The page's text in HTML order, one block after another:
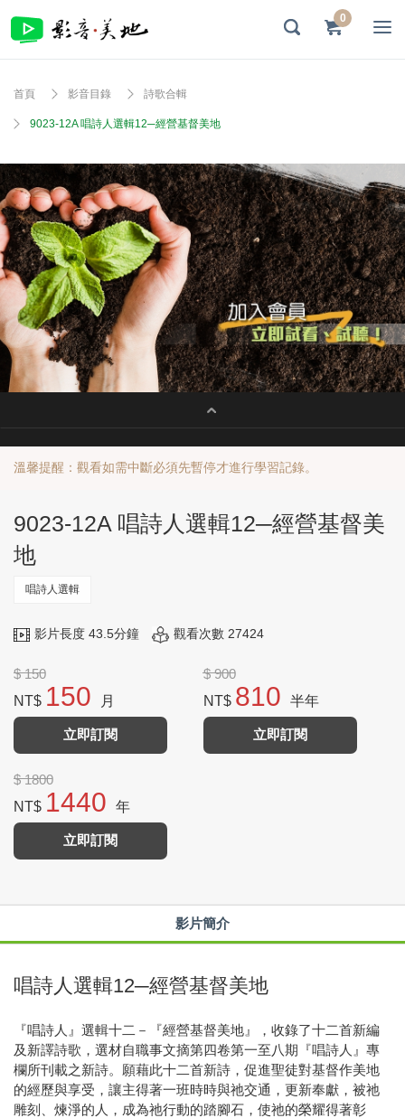
0
首頁 影音目錄 詩歌合輯
9023-12A 唱詩人選輯12─經營基督美地
溫馨提醒：觀看如需中斷必須先暫停才進行學習記錄。
9023-12A 唱詩人選輯12─經營基督美
地
唱詩人選輯
影片長度 43.5分鐘 觀看次數 27424
$ 150
NT$ 150 月
立即訂閱
$ 900
NT$ 810 半年
立即訂閱
$ 1800
NT$ 1440 年
立即訂閱
影片簡介
唱詩人選輯12─經營基督美地
『唱詩人』選輯十二－『經營基督美地』，收錄了十二首新編
及新譯詩歌，選材自職事文摘第四卷第一至八期『唱詩人』專
欄所刊載之新詩。願藉此十二首新詩，促進聖徒對基督作美地
的經歷與享受，讓主得著一班時時與祂交通，更新奉獻，被祂
雕刻、煉淨的人，成為祂行動的踏腳石，使祂的榮耀得著彰